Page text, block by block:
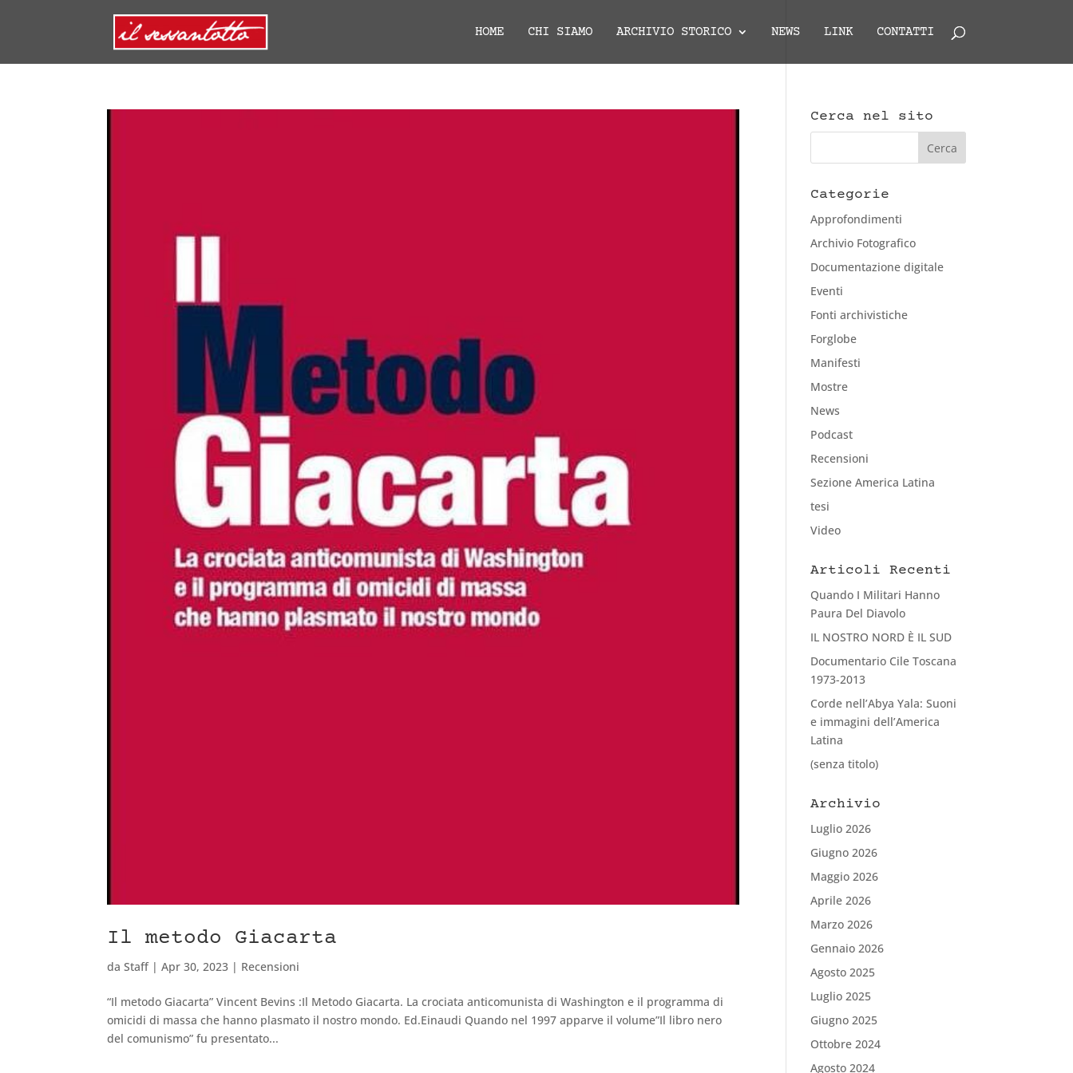
HOME CHI SIAMO ARCHIVIO STORICO NEWS LINK CONTATTI
Il metodo Giacarta
daStaff|Apr 30, 2023 | Recensioni
“Il metodo Giacarta” Vincent Bevins :Il Metodo Giacarta. La crociata anticomunista di Washington e il programma di
omicidi di massa che hanno plasmato il nostro mondo. Ed.Einaudi Quando nel 1997 apparve il volume”Il libro nero
del comunismo” fu presentato...
Cerca nel sito
Categorie
Approfondimenti
Archivio Fotografico
Documentazione digitale
Eventi
Fonti archivistiche
Forglobe
Manifesti
Mostre
News
Podcast
Recensioni
Sezione America Latina
tesi
Video
Articoli Recenti
Quando I Militari Hanno
Paura Del Diavolo
IL NOSTRO NORD È IL SUD
Documentario Cile Toscana
1973-2013
Corde nell’Abya Yala: Suoni
e immagini dell’America
Latina
(senza titolo)
Archivio
Luglio 2026
Giugno 2026
Maggio 2026
Aprile 2026
Marzo 2026
Gennaio 2026
Agosto 2025
Luglio 2025
Giugno 2025
Ottobre 2024
Agosto 2024